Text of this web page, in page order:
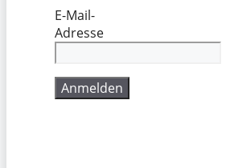
E-Mail-
Adresse